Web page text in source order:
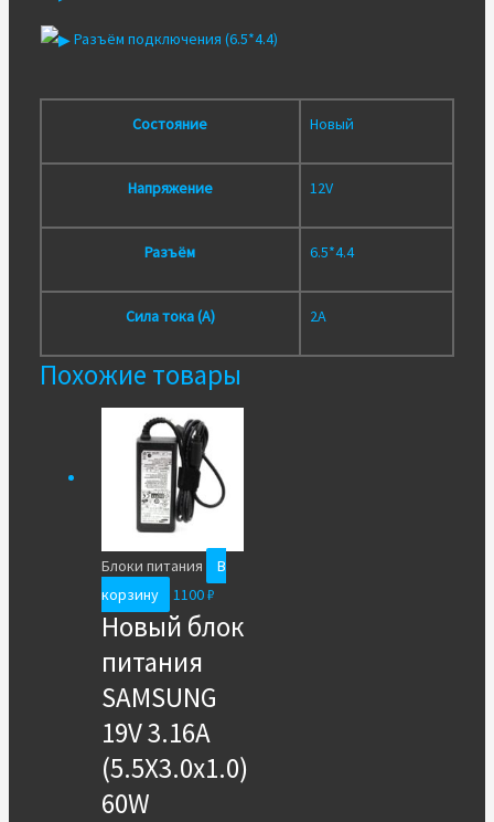
Разъём подключения (6.5*4.4)
Состояние Новый
Напряжение 12V
Разъём 6.5*4.4
Сила тока (А) 2A
Похожие товары
Блоки питания
В
корзину
1100₽
Новый блок
питания
SAMSUNG
19V 3.16A
(5.5X3.0x1.0)
60W